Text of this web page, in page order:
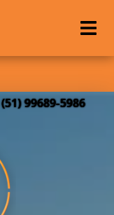
(51) 99689-5986